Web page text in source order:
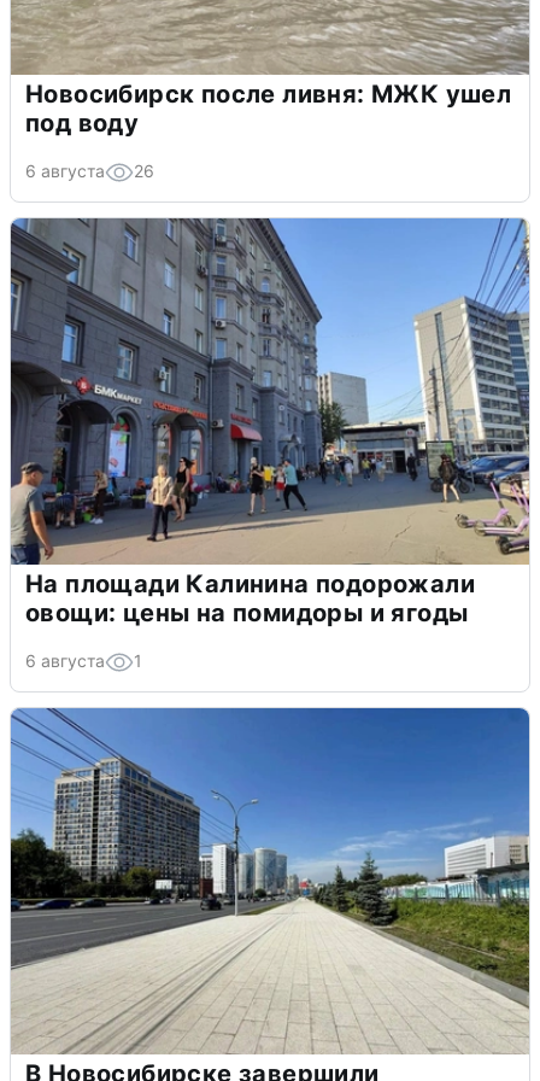
Новосибирск после ливня: МЖК ушел
под воду
6 августа 26
На площади Калинина подорожали
овощи: цены на помидоры и ягоды
6 августа 1
В Новосибирске завершили